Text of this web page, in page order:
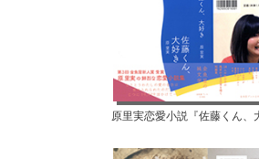
原里実恋愛小説『佐藤くん、